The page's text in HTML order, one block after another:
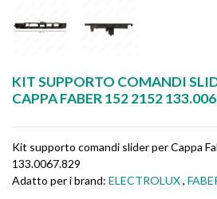
KIT SUPPORTO COMANDI
CAPPA FABER 152 2152
Kit supporto comandi slider per Cappa
133.0067.829
Adatto per i brand: ELECTROLUX,